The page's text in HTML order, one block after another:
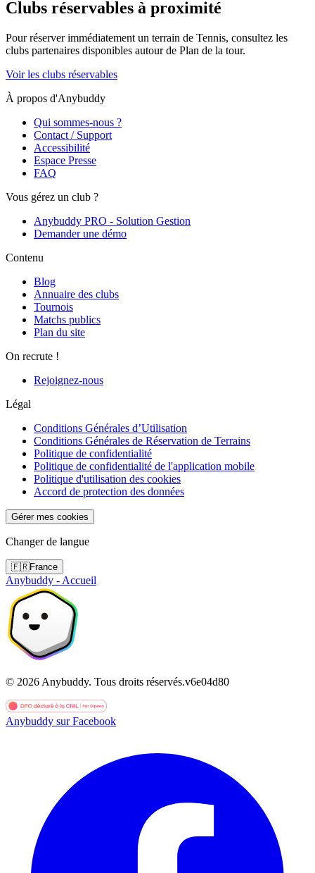
Clubs réservables à proximité
Pour réserver immédiatement un terrain de Tennis, consultez les
clubs partenaires disponibles autour de Plan de la tour.
Voir les clubs réservables
À propos d'Anybuddy
Qui sommes-nous ?
Contact / Support
Accessibilité
Espace Presse
FAQ
Vous gérez un club ?
Anybuddy PRO - Solution Gestion
Demander une démo
Contenu
Blog
Annuaire des clubs
Tournois
Matchs publics
Plan du site
On recrute !
Rejoignez-nous
Légal
Conditions Générales d’Utilisation
Conditions Générales de Réservation de Terrains
Politique de confidentialité
Politique de confidentialité de l'application mobile
Politique d'utilisation des cookies
Accord de protection des données
Gérer mes cookies
Changer de langue
🇫🇷France
Anybuddy - Accueil
© 2026 Anybuddy. Tous droits réservés.v6e04d80
Anybuddy sur Facebook